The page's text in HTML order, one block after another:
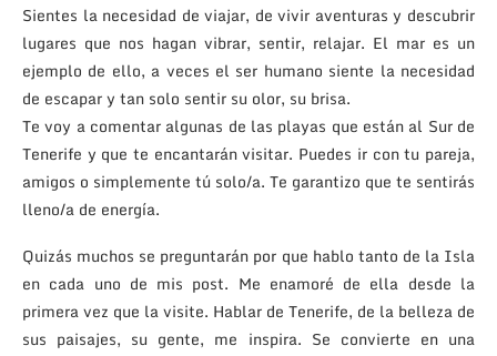
Sientes la necesidad de viajar, de vivir aventuras y descubrir
lugares que nos hagan vibrar, sentir, relajar. El mar es un
ejemplo de ello, a veces el ser humano siente la necesidad
de escapar y tan solo sentir su olor, su brisa.
Te voy a comentar algunas de las playas que están al Sur de
Tenerife y que te encantarán visitar. Puedes ir con tu pareja,
amigos o simplemente tú solo/a. Te garantizo que te sentirás
lleno/a de energía.
Quizás muchos se preguntarán por que hablo tanto de la Isla
en cada uno de mis post. Me enamoré de ella desde la
primera vez que la visite. Hablar de Tenerife, de la belleza de
sus paisajes, su gente, me inspira. Se convierte en una